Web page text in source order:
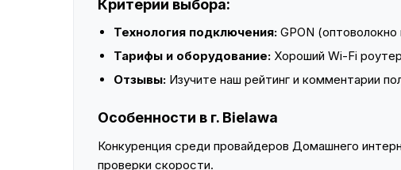
Критерии выбора:
Технология подключения: GPON
Тарифы и оборудование: Хороший Wi-Fi
Отзывы: Изучите наш рейтинг и комментарии
Особенности в г. Bielawa
Конкуренция среди провайдеров Домашнего
проверки скорости.